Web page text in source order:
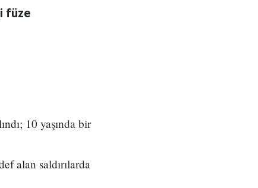
füze
10 yaşında bir
alan saldırılarda